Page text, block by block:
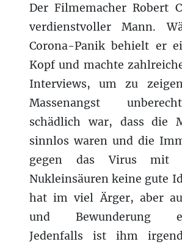
Der Filmemacher Robert
verdienstvoller Mann.
Corona-Panik behielt er
Kopf und machte
Interviews, um zu
Massenangst
schädlich war, dass die
sinnlos waren und die
gegen das Virus mit
Nukleinsäuren keine gute
hat im viel Ärger, aber
und Bewunderung
Jedenfalls ist ihm